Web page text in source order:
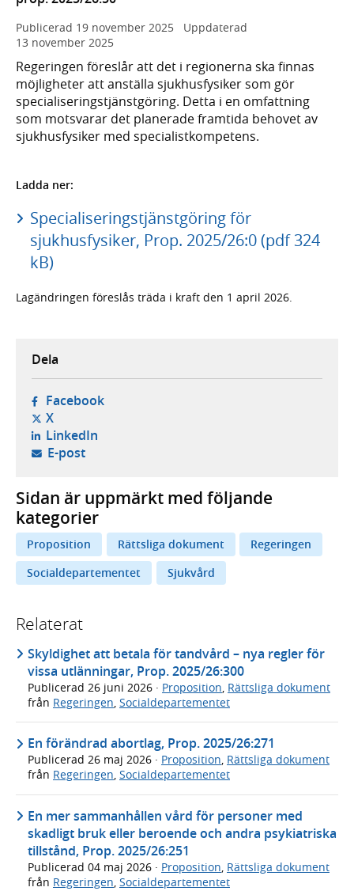
Publicerad 19 november 2025
Uppdaterad
13 november 2025
Regeringen föreslår att det i regionerna ska finnas
möjligheter att anställa sjukhusfysiker som gör
specialiseringstjänstgöring. Detta i en omfattning
som motsvarar det planerade framtida behovet av
sjukhusfysiker med specialistkompetens.
Ladda ner:
Specialiseringstjänstgöring för
sjukhusfysiker, Prop. 2025/26:0 (pdf 324
kB)
Lagändringen föreslås träda i kraft den 1 april 2026.
Dela
Facebook- öppnas i ny flik, extern webbplats,
X- öppnas i ny flik, extern webbplats,
LinkedIn- öppnas i ny flik, extern webbplats,
E-post- öppnar din e-postklient,
Sidan är uppmärkt med följande
kategorier
Proposition Rättsliga dokument
Regeringen
Socialdepartementet
Sjukvård
Relaterat
Skyldighet att betala för tandvård – nya regler för
vissa utlänningar, Prop. 2025/26:300
Publicerad 26 juni 2026 · Proposition Rättsliga dokument
från Regeringen Socialdepartementet
En förändrad abortlag, Prop. 2025/26:271
Publicerad 26 maj 2026 · Proposition, Rättsliga dokument
från Regeringen, Socialdepartementet
En mer sammanhållen vård för personer med
skadligt bruk eller beroende och andra psykiatriska
tillstånd, Prop. 2025/26:251
Publicerad 04 maj 2026 · Proposition, Rättsliga dokument
från Regeringen, Socialdepartementet